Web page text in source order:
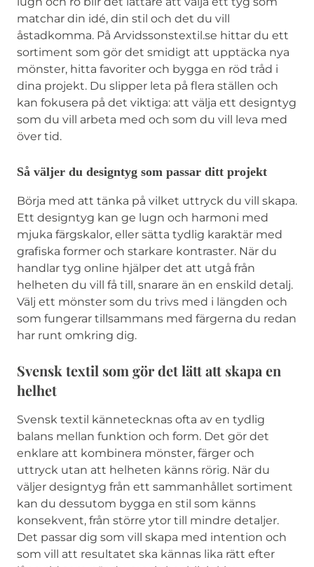
matchar din idé, din stil och det du vill
åstadkomma. På Arvidssonstextil.se hittar du ett
sortiment som gör det smidigt att upptäcka nya
mönster, hitta favoriter och bygga en röd tråd i
dina projekt. Du slipper leta på flera ställen och
kan fokusera på det viktiga: att välja ett designtyg
som du vill arbeta med och som du vill leva med
över tid.
Så väljer du designtyg som passar ditt projekt
Börja med att tänka på vilket uttryck du vill skapa.
Ett designtyg kan ge lugn och harmoni med
mjuka färgskalor, eller sätta tydlig karaktär med
grafiska former och starkare kontraster. När du
handlar tyg online hjälper det att utgå från
helheten du vill få till, snarare än en enskild detalj.
Välj ett mönster som du trivs med i längden och
som fungerar tillsammans med färgerna du redan
har runt omkring dig.
Svensk textil som gör det lätt att skapa en
helhet
Svensk textil kännetecknas ofta av en tydlig
balans mellan funktion och form. Det gör det
enklare att kombinera mönster, färger och
uttryck utan att helheten känns rörig. När du
väljer designtyg från ett sammanhållet sortiment
kan du dessutom bygga en stil som känns
konsekvent, från större ytor till mindre detaljer.
Det passar dig som vill skapa med intention och
som vill att resultatet ska kännas lika rätt efter